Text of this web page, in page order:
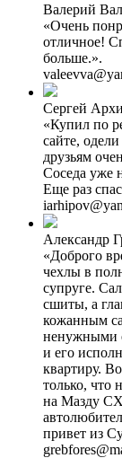
Валерий
«Очень
отличное!
больше.».
Сергей
«Купил по
сайте,
друзьям
Соседа уже
Еще раз
Александр
«Доброго
чехлы в
супруге.
сшиты, а
кожанным
ненужными
и его
квартиру.
только, что
на Мазду
привет из